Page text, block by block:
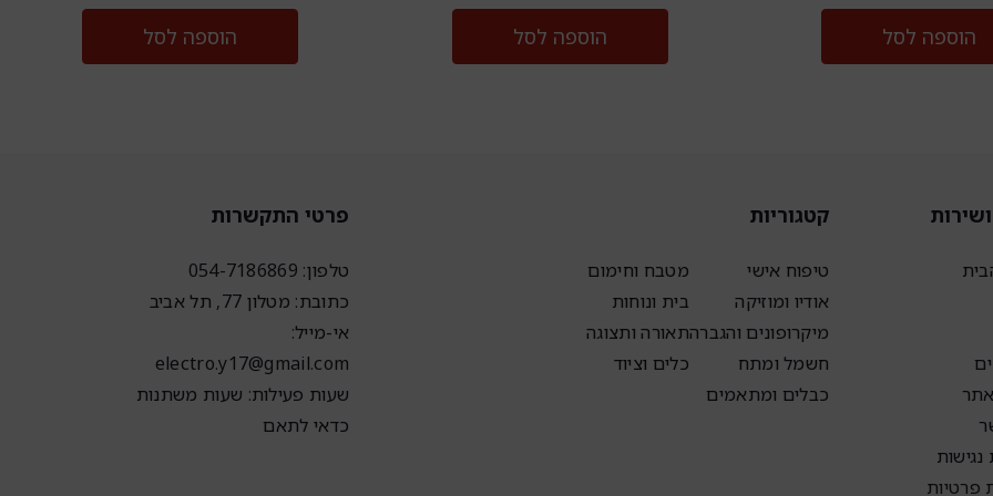
הוספה לסל הוספה לסל הוספה לסל
פרטיות
קטגוריות
טיפוח אישי
אודיו ומוזיקה
מיקרופונים והגברה
חשמל ומתח
כבלים ומתאמים
מטבח וחימום
בית ונוחות
תאורה ותצוגה
כלים וציוד
פרטי התקשרות
טלפון: 054-7186869
כתובת: מטלון 77, תל אביב
אי-מייל:
electro.y17@gmail.com
שעות פעילות: שעות משתנות
כדאי לתאם